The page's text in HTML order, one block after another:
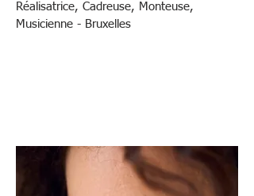
Réalisatrice, Cadreuse, Monteuse,
Musicienne - Bruxelles